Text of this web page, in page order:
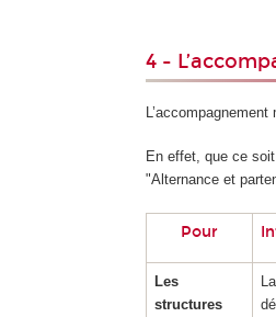
4 -
En effet, que ce
"Alternance et
Pour
Les
structures